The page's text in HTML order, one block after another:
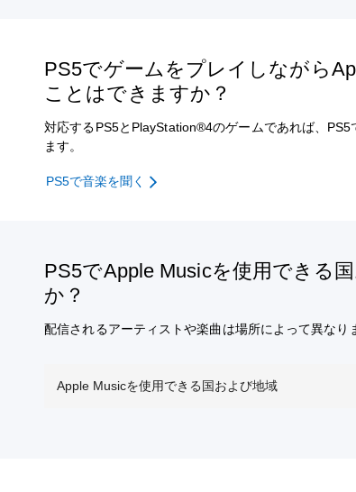
PS5でゲームをプレイしながら
ことはできますか？
対応するPS5とPlayStation®4のゲームであれば、PS5
ます。
PS5で音楽を聞く
PS5でApple Musicを使用できる
か？
配信されるアーティストや楽曲は場所によって異なり
Apple Musicを使用できる国および地域